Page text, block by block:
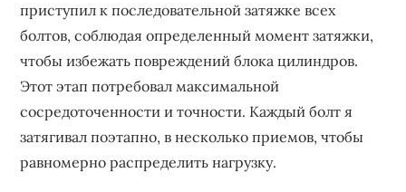
приступил к последовательной затяжке всех
болтов, соблюдая определенный момент затяжки,
чтобы избежать повреждений блока цилиндров.
Этот этап потребовал максимальной
сосредоточенности и точности. Каждый болт я
затягивал поэтапно, в несколько приемов, чтобы
равномерно распределить нагрузку.